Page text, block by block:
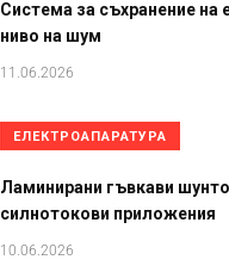
Система за съхранение на
ниво на шум
11.06.2026
ЕЛЕКТРОАПАРАТУРА
Ламинирани гъвкави
силнотокови приложения
10.06.2026